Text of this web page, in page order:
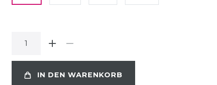
IN DEN WARENKORB